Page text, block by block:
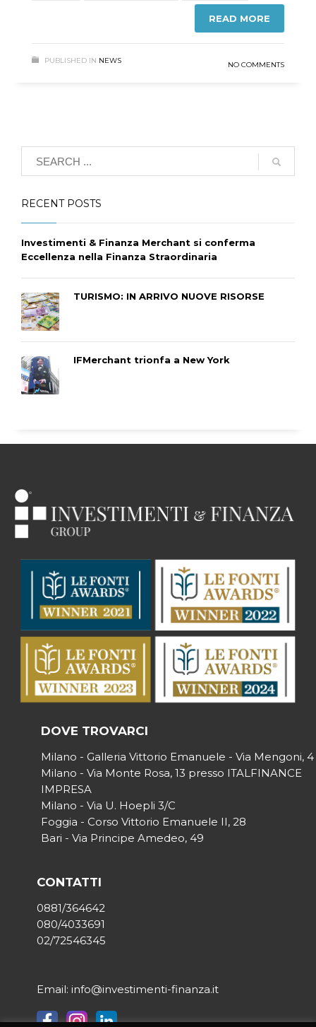
READ MORE
PUBLISHED IN NEWS NO COMMENTS
RECENT POSTS
Investimenti & Finanza Merchant si conferma
Eccellenza nella Finanza Straordinaria
TURISMO: IN ARRIVO NUOVE RISORSE
IFMerchant trionfa a New York
DOVE TROVARCI
Milano - Galleria Vittorio Emanuele - Via Mengoni, 4
Milano - Via Monte Rosa, 13 presso ITALFINANCE
IMPRESA
Milano - Via U. Hoepli 3/C
Foggia - Corso Vittorio Emanuele II, 28
Bari - Via Principe Amedeo, 49
CONTATTI
0881/364642
080/4033691
02/72546345
Email: info@investimenti-finanza.it